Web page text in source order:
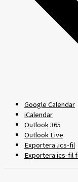
Google Calendar
iCalendar
Outlook 365
Outlook Live
Exportera .ics-fil
Exportera ics-fil